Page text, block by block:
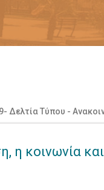
ΔΕΑΠ
- Δελτία Τύπου -
η κοινωνία και